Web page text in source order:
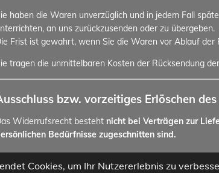
Cookies, um Ihr Nutzererlebnis zu
haben die Waren unverzüglich und in jedem Fall
an uns zurückzusenden oder zu übergeben.
Frist ist gewahrt, wenn Sie die Waren vor Ablauf der
tragen die unmittelbaren Kosten der Rücksendung
bzw. vorzeitiges Erlöschen
Widerrufsrecht besteht nicht bei Verträgen zur
Bedürfnisse zugeschnitten sind.
Umtausch oder Widerruf bei Sonderanfertigungen
2020 - 2026 illegal_custom_airride